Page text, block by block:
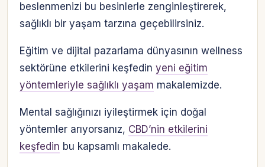
beslenmenizi bu besinlerle zenginleştirerek,
sağlıklı bir yaşam tarzına geçebilirsiniz.
Eğitim ve dijital pazarlama dünyasının wellness
sektörüne etkilerini keşfedin yeni eğitim
yöntemleriyle sağlıklı yaşam makalemizde.
Mental sağlığınızı iyileştirmek için doğal
yöntemler arıyorsanız, CBD’nin etkilerini
keşfedin bu kapsamlı makalede.